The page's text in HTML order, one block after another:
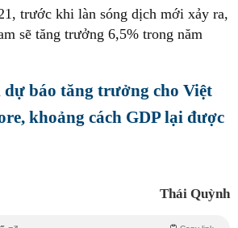
trước khi làn sóng dịch mới xảy ra,
sẽ tăng trưởng 6,5% trong năm
báo tăng trưởng cho Việt
khoảng cách GDP lại được
Thái Quỳnh